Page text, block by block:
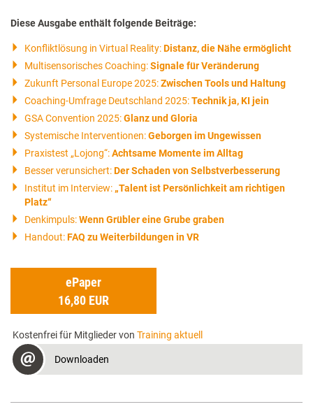
Diese Ausgabe enthält folgende Beiträge:
Konfliktlösung in Virtual Reality:Distanz, die Nähe ermöglicht
Multisensorisches Coaching:Signale für Veränderung
Zukunft Personal Europe 2025:Zwischen Tools und Haltung
Coaching-Umfrage Deutschland 2025:Technik ja, KI jein
GSA Convention 2025:Glanz und Gloria
Systemische Interventionen:Geborgen im Ungewissen
Praxistest „Lojong“:Achtsame Momente im Alltag
Besser verunsichert:Der Schaden von Selbstverbesserung
Institut im Interview: „Talent ist Persönlichkeit am richtigen
Platz“
Denkimpuls:Wenn Grübler eine Grube graben
Handout:FAQ zu Weiterbildungen in VR
ePaper
16,80 EUR
Kostenfrei für Mitglieder von Training aktuell
Downloaden